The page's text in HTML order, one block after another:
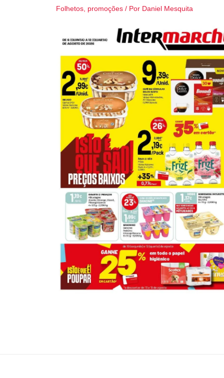
Folhetos promoções / Por Daniel Mesquita